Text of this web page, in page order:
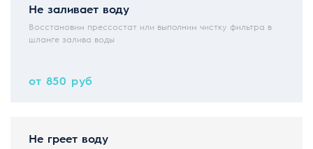
Не заливает воду
Восстановим прессостат или выполним чистку фильтра в
шланге залива воды
от 850 руб
Не греет воду